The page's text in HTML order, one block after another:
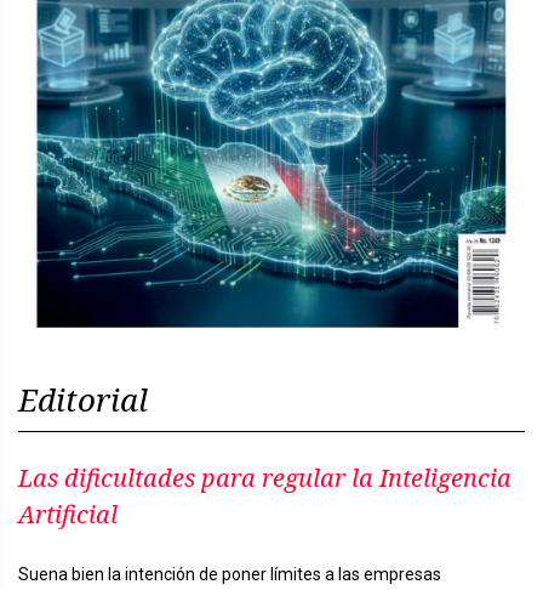
Editorial
Las dificultades para regular la Inteligencia
Artificial
Suena bien la intención de poner límites a las empresas